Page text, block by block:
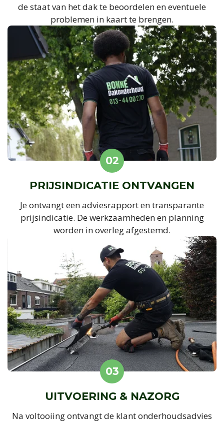
de staat van het dak te beoordelen en eventuele
problemen in kaart te brengen.
02
PRIJSINDICATIE ONTVANGEN
Je ontvangt een adviesrapport en transparante
prijsindicatie. De werkzaamheden en planning
worden in overleg afgestemd.
03
UITVOERING & NAZORG
Na voltooiing ontvangt de klant onderhoudsadvies